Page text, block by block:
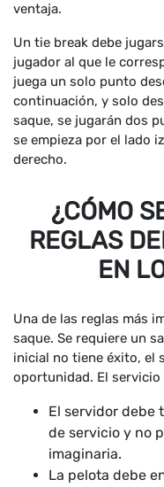
ventaja.
Un tie break debe
jugador al que le
juega un solo punto
continuación, y solo
saque, se jugarán dos
se empieza por el lado
derecho.
¿CÓMO
REGLAS
EN
Una de las reglas más
saque. Se requiere un
inicial no tiene éxito, el
oportunidad. El servicio
El servidor debe
de servicio y no
imaginaria.
La pelota debe